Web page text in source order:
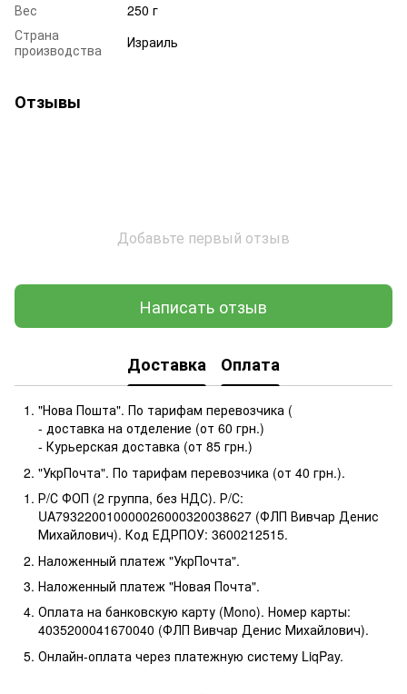
Вес
250 г
Страна
производства
Израиль
Отзывы
Добавьте первый отзыв
Написать отзыв
Доставка Оплата
"Нова Пошта". По тарифам перевозчика (
- доставка на отделение (от 60 грн.)
- Курьерская доставка (от 85 грн.)
"УкрПочта". По тарифам перевозчика (от 40 грн.).
Р/С ФОП (2 группа, без НДС). Р/С:
UA793220010000026000320038627 (ФЛП Вивчар Денис
Михайлович). Код ЕДРПОУ: 3600212515.
Наложенный платеж "УкрПочта".
Наложенный платеж "Новая Почта".
Оплата на банковскую карту (Mono). Номер карты:
4035200041670040 (ФЛП Вивчар Денис Михайлович).
Онлайн-оплата через платежную систему LiqPay.